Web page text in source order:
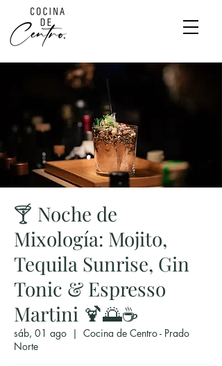
🍸 Noche de
Mixología: Mojito,
Tequila Sunrise, Gin
Tonic & Espresso
Martini 🍹🌅☕
sáb, 01 ago
  |
Cocina de Centro - Prado
Norte